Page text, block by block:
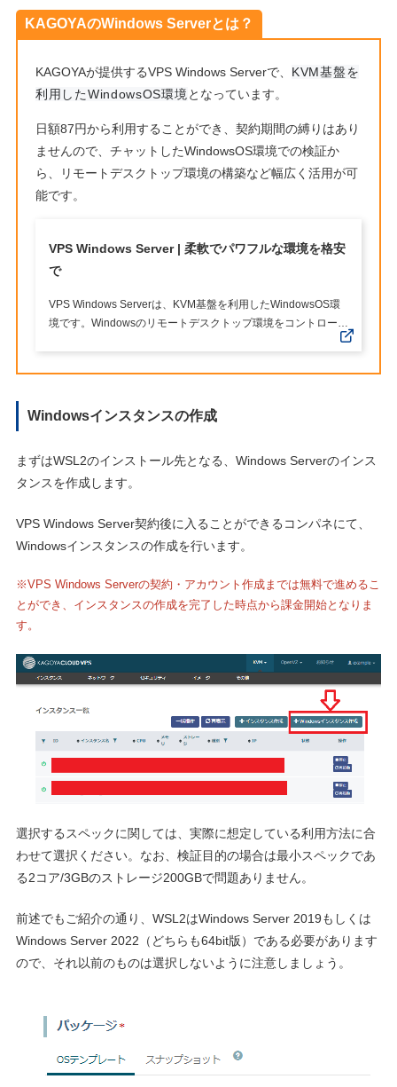
KAGOYAのWindows Serverとは？
KAGOYAが提供するVPS Windows Serverで、 KVM基盤を
利用したWindowsOS環境 となっています。
日額87円から利用することができ、契約期間の縛りはあり
ませんので、チャットしたWindowsOS環境での検証か
ら、リモートデスクトップ環境の構築など幅広く活用が可
能です。
VPS Windows Server | 柔軟でパワフルな環境を格安
で
VPS Windows Serverは、KVM基盤を利用したWindowsOS環
境です。Windowsのリモートデスクトップ環境をコントロール
Windowsインスタンスの作成
まずはWSL2のインストール先となる、Windows Serverのインス
タンスを作成します。
VPS Windows Server契約後に入ることができるコンパネにて、
Windowsインスタンスの作成を行います。
※VPS Windows Serverの契約・アカウント作成までは無料で進めるこ
とができ、インスタンスの作成を完了した時点から課金開始となりま
す。
選択するスペックに関しては、実際に想定している利用方法に合
わせて選択ください。なお、検証目的の場合は最小スペックであ
る2コア/3GBのストレージ200GBで問題ありません。
前述でもご紹介の通り、WSL2はWindows Server 2019もしくは
Windows Server 2022（どちらも64bit版）である必要があります
ので、それ以前のものは選択しないように注意しましょう。